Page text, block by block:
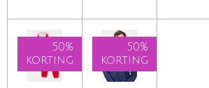
50%
korting
50%
korting